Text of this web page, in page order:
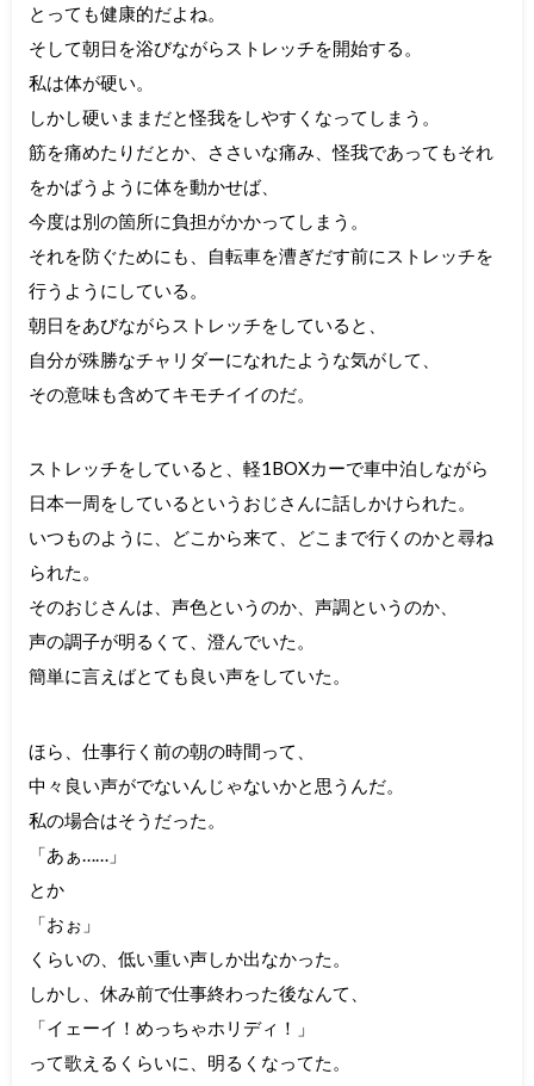
とっても健康的だよね。
そして朝日を浴びながらストレッチを開始する。
私は体が硬い。
しかし硬いままだと怪我をしやすくなってしまう。
筋を痛めたりだとか、ささいな痛み、怪我であってもそれ
をかばうように体を動かせば、
今度は別の箇所に負担がかかってしまう。
それを防ぐためにも、自転車を漕ぎだす前にストレッチを
行うようにしている。
朝日をあびながらストレッチをしていると、
自分が殊勝なチャリダーになれたような気がして、
その意味も含めてキモチイイのだ。
ストレッチをしていると、軽1BOXカーで車中泊しながら
日本一周をしているというおじさんに話しかけられた。
いつものように、どこから来て、どこまで行くのかと尋ね
られた。
そのおじさんは、声色というのか、声調というのか、
声の調子が明るくて、澄んでいた。
簡単に言えばとても良い声をしていた。
ほら、仕事行く前の朝の時間って、
中々良い声がでないんじゃないかと思うんだ。
私の場合はそうだった。
「あぁ……」
とか
「おぉ」
くらいの、低い重い声しか出なかった。
しかし、休み前で仕事終わった後なんて、
「イェーイ！めっちゃホリディ！」
って歌えるくらいに、明るくなってた。